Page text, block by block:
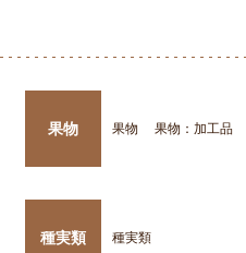
果物 果物 果物：加工品
種実類 種実類